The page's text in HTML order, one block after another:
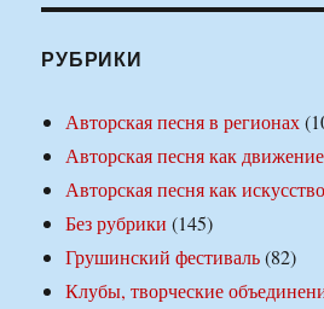
РУБРИКИ
Авторская песня в регионах
Авторская песня как движение
Авторская песня как искусство
Без рубрики (145)
Грушинский фестиваль(82)
Клубы, творческие